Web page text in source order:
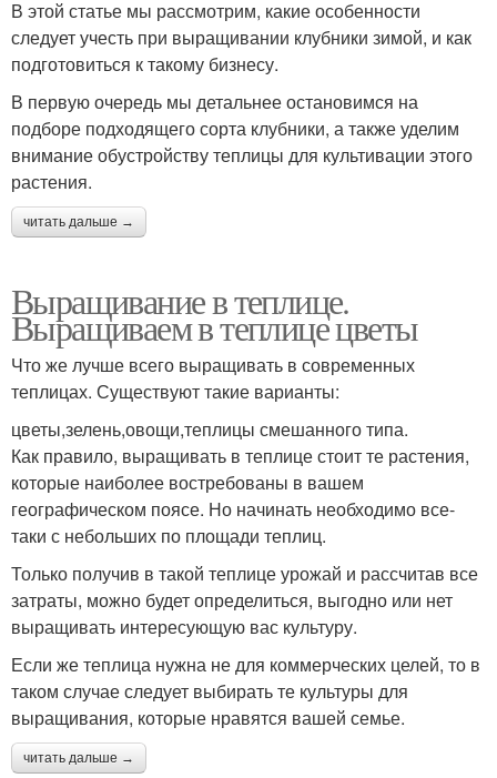
В этой статье мы рассмотрим, какие особенности
следует учесть при выращивании клубники зимой, и как
подготовиться к такому бизнесу.
В первую очередь мы детальнее остановимся на
подборе подходящего сорта клубники, а также уделим
внимание обустройству теплицы для культивации этого
растения.
читать дальше →
Выращивание в теплице.
Выращиваем в теплице цветы
Что же лучше всего выращивать в современных
теплицах. Существуют такие варианты:
цветы,зелень,овощи,теплицы смешанного типа.
Как правило, выращивать в теплице стоит те растения,
которые наиболее востребованы в вашем
географическом поясе. Но начинать необходимо все-
таки с небольших по площади теплиц.
Только получив в такой теплице урожай и рассчитав все
затраты, можно будет определиться, выгодно или нет
выращивать интересующую вас культуру.
Если же теплица нужна не для коммерческих целей, то в
таком случае следует выбирать те культуры для
выращивания, которые нравятся вашей семье.
читать дальше →